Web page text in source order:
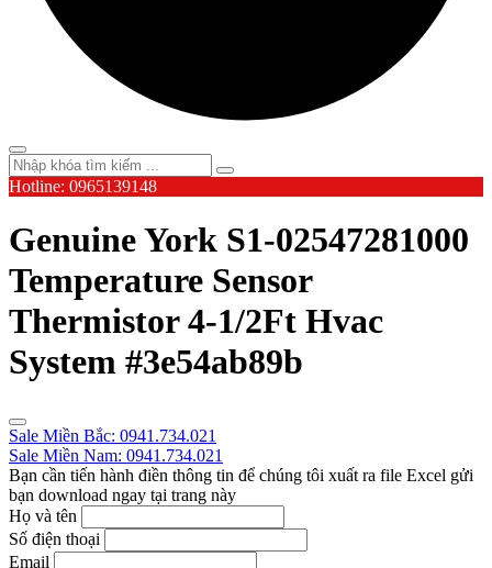
Hotline: 0965139148
Genuine York S1-02547281000
Temperature Sensor
Thermistor 4-1/2Ft Hvac
System #3e54ab89b
Sale Miền Bắc: 0941.734.021
Sale Miền Nam: 0941.734.021
Bạn cần tiến hành điền thông tin để chúng tôi xuất ra file Excel gửi
bạn download ngay tại trang này
Họ và tên
Số điện thoại
Email